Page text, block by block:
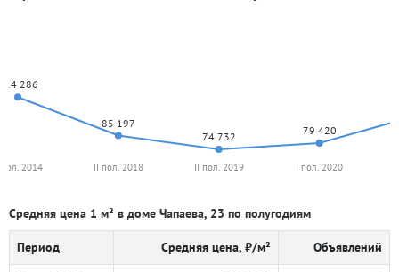
286
85 197
74 732
79 420
2014 II пол. 2018 II пол. 2019 I пол. 2020
Средняя цена 1 м² в доме Чапаева, 23 по полугодиям
Период Средняя цена, ₽/м² Объявлений